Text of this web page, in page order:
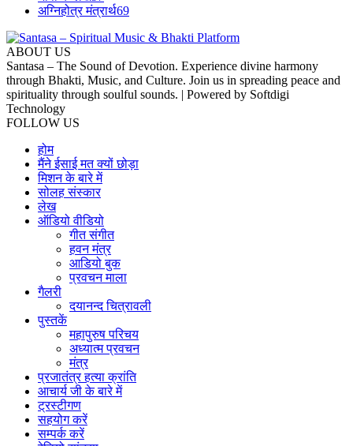
अग्निहोत्र मंत्रार्थ69
ABOUT US
Santasa – The Sound of Devotion. Experience divine harmony
through Bhakti, Music, and Culture. Join us in spreading peace and
spirituality through soulful sounds. | Powered by Softdigi
Technology
FOLLOW US
होम
मैंने ईसाई मत क्यों छोड़ा
मिशन के बारे में
सोलह संस्कार
लेख
ऑडियो वीडियो
गीत संगीत
हवन मंत्र
आडियो बुक
प्रवचन माला
गैलरी
दयानन्द चित्रावली
पुस्तकें
महापुरुष परिचय
अध्यात्म प्रवचन
मंत्र
प्रजातंत्र हत्या क्रांति
आचार्य जी के बारे में
ट्रस्टीगण
सहयोग करें
सम्पर्क करें